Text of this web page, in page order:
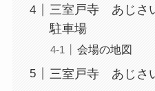
三室戸寺 あじさ
駐車場
会場の地図
三室戸寺 あじさ